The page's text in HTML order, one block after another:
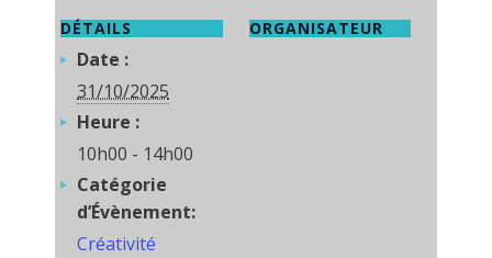
DÉTAILS
Date :
31/10/2025
Heure :
10h00 - 14h00
Catégorie
d’Évènement:
Créativité
ORGANISATEUR